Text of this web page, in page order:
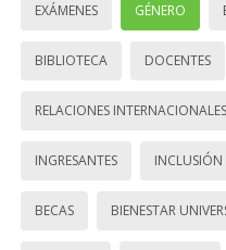
EXÁMENES GÉNERO
BIBLIOTECA DOCENTES
RELACIONES INTERNACIONALES
INGRESANTES INCLUSIÓN
BECAS BIENESTAR